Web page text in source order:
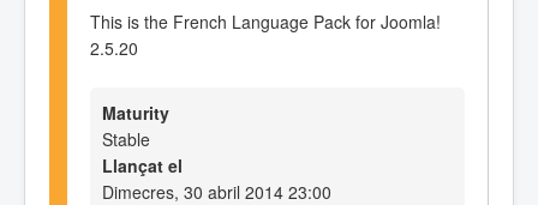
This is the French Language Pack for Joomla!
2.5.20
Maturity
Stable
Llançat el
Dimecres, 30 abril 2014 23:00